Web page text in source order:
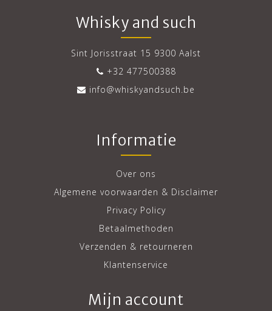
Whisky and such
Sint Jorisstraat 15 9300 Aalst
+32 477500388
info@whiskyandsuch.be
Informatie
Over ons
Algemene voorwaarden & Disclaimer
Privacy Policy
Betaalmethoden
Verzenden & retourneren
Klantenservice
Mijn account